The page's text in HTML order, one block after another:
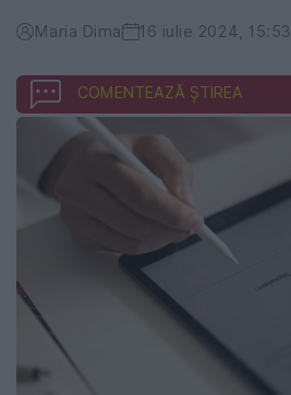
Maria Dima 16 iulie 2024, 15:53
COMENTEAZĂ ȘTIREA